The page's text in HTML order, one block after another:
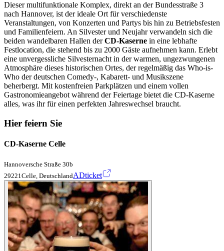
Dieser multifunktionale Komplex, direkt an der Bundesstraße 3
nach Hannover, ist der ideale Ort für verschiedenste
Veranstaltungen, von Konzerten und Partys bis hin zu Betriebsfesten
und Familienfeiern. An Silvester und Neujahr verwandeln sich die
beiden wandelbaren Hallen derCD-Kaserne in eine lebhafte
Festlocation, die stehend bis zu 2000 Gäste aufnehmen kann. Erlebt
eine unvergessliche Silvesternacht in der warmen, ungezwungenen
Atmosphäre dieses historischen Ortes, der regelmäßig das Who-is-
Who der deutschen Comedy-, Kabarett- und Musikszene
beherbergt. Mit kostenfreien Parkplätzen und einem vollen
Gastronomieangebot während der Feiertage bietet die CD-Kaserne
alles, was ihr für einen perfekten Jahreswechsel braucht.
Hier feiern Sie
CD-Kaserne Celle
Hannoversche Straße 30b
29221Celle, DeutschlandADticket